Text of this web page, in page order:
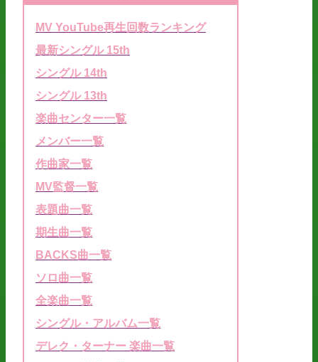
MV YouTube再生回数ランキング
最新シングル 15th
シングル 14th
シングル 13th
楽曲センター一覧
メンバー一覧
作曲家一覧
MV監督一覧
表題曲一覧
期生曲一覧
BACKS曲一覧
ソロ曲一覧
全楽曲一覧
シングル・アルバム一覧
デレク・ターナー 楽曲一覧